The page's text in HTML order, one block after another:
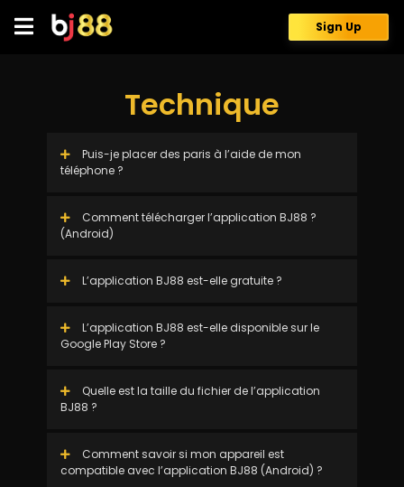
content
Sign Up
Technique
Puis-je placer des paris à l’aide de mon
téléphone ?
Comment télécharger l’application BJ88 ?
(Android)
L’application BJ88 est-elle gratuite ?
L’application BJ88 est-elle disponible sur le
Google Play Store ?
Quelle est la taille du fichier de l’application
BJ88 ?
Comment savoir si mon appareil est
compatible avec l’application BJ88 (Android) ?